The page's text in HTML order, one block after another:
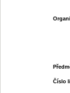
Číslo